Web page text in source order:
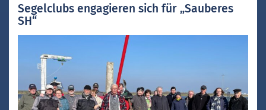
Segelclubs engagieren sich für „Sauberes
SH“